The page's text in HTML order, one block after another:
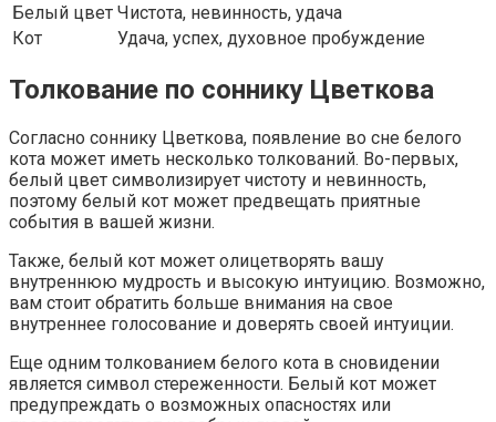
Белый цвет Чистота, невинность, удача
Кот
Удача, успех, духовное пробуждение
Толкование по соннику Цветкова
Согласно соннику Цветкова, появление во сне белого
кота может иметь несколько толкований. Во-первых,
белый цвет символизирует чистоту и невинность,
поэтому белый кот может предвещать приятные
события в вашей жизни.
Также, белый кот может олицетворять вашу
внутреннюю мудрость и высокую интуицию. Возможно,
вам стоит обратить больше внимания на свое
внутреннее голосование и доверять своей интуиции.
Еще одним толкованием белого кота в сновидении
является символ стереженности. Белый кот может
предупреждать о возможных опасностях или